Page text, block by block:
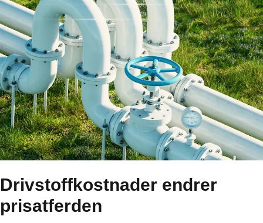
Drivstoffkostnader endrer
prisatferden